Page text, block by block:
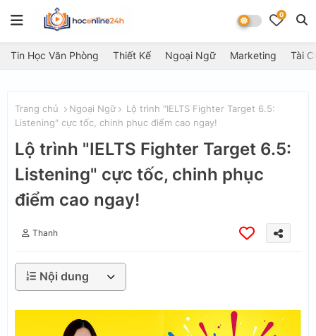
0
Tin Học Văn Phòng Thiết Kế Ngoại Ngữ Marketing Tài
Trang chủ Ngoại Ngữ
Lộ trình "IELTS Fighter Target 6.5:
Listening" cực tốc, chinh phục điểm cao ngay!
Lộ trình "IELTS Fighter Target 6.5:
Listening" cực tốc, chinh phục
điểm cao ngay!
Thanh
Nội dung